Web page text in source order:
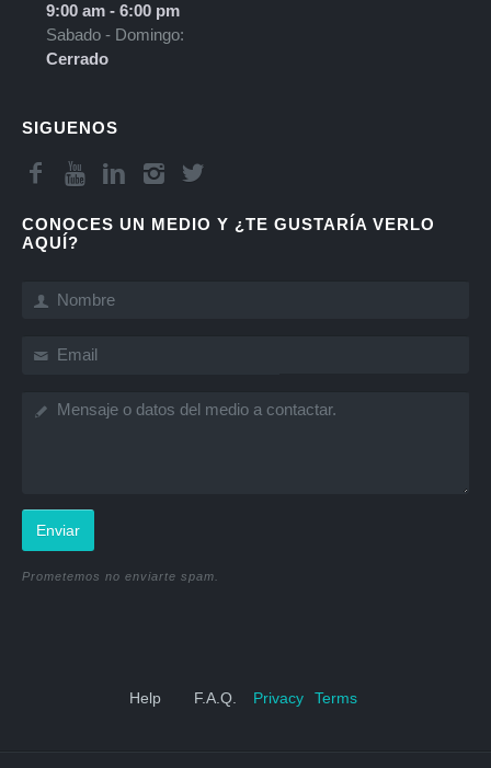
9:00 am - 6:00 pm
Sabado - Domingo:
Cerrado
SIGUENOS
CONOCES UN MEDIO Y ¿TE GUSTARÍA VERLO
AQUÍ?
Enviar
Prometemos no enviarte spam.
Help F.A.Q. Privacy Terms